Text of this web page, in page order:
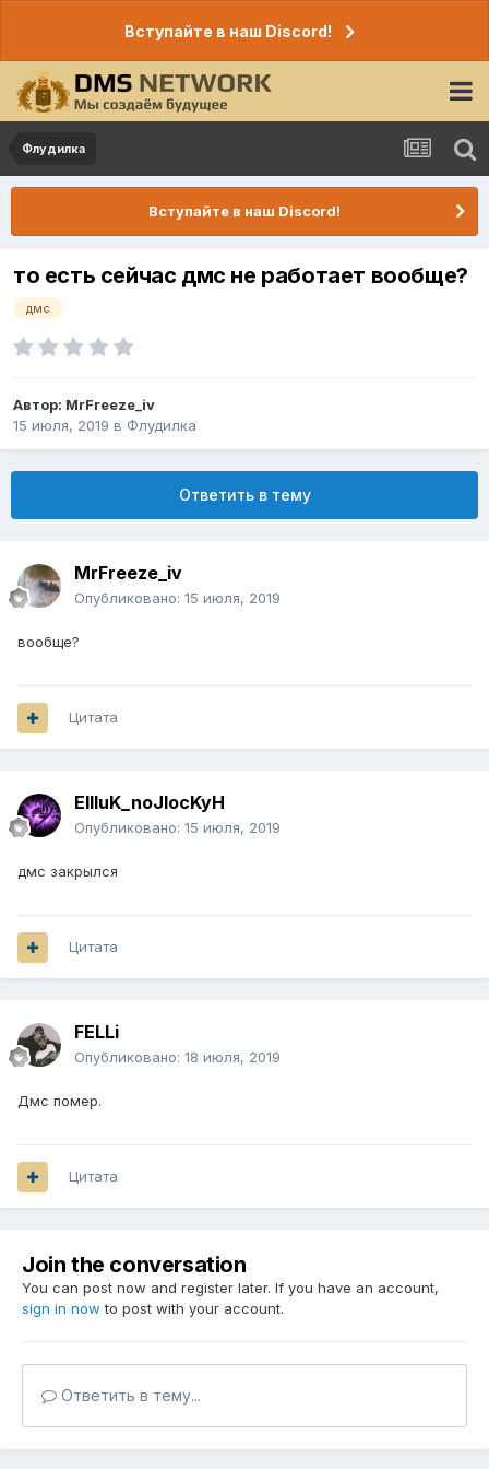
Вступайте в наш Discord!
Флудилка
Вступайте в наш Discord!
то есть сейчас дмс не работает вообще?
дмс
Автор: MrFreeze_iv
15 июля, 2019 в Флудилка
Ответить в тему
MrFreeze_iv
Опубликовано: 15 июля, 2019
вообще?
Цитата
EIIIuK_noJIocKyH
Опубликовано: 15 июля, 2019
дмс закрылся
Цитата
FELLi
Опубликовано: 18 июля, 2019
Дмс помер.
Цитата
Join the conversation
You can post now and register later. If you have an account,
sign in now to post with your account.
Ответить в тему...